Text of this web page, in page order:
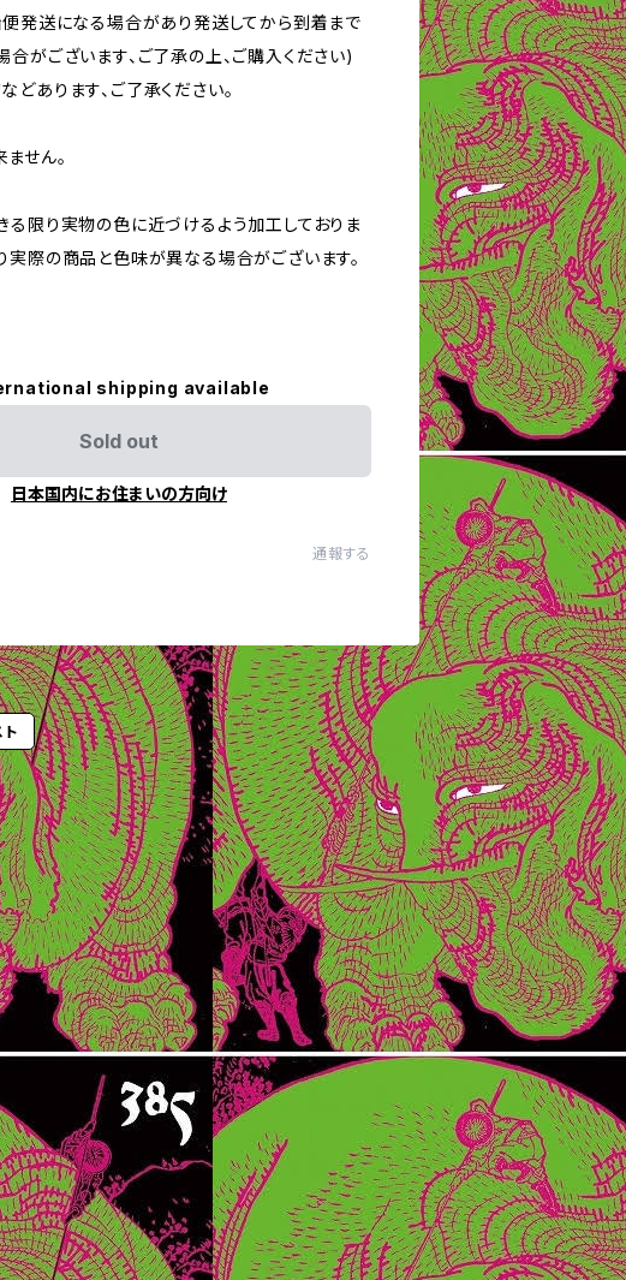
便発送になる場合があり発送してから到着まで
がございます、ご了承の上、ご購入ください)
あります、ご了承ください。
せん。
限り実物の色に近づけるよう加工しておりま
実際の商品と色味が異なる場合がございます。
shipping available
Sold out
日本国内にお住まいの方向け
通報する
ト